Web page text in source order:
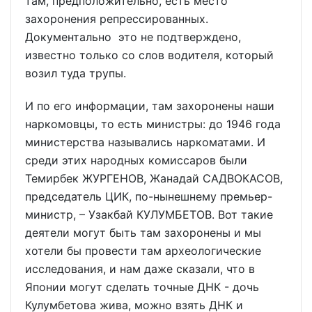
захоронения репрессированных.
Документально это не подтверждено,
известно только со слов водителя, который
возил туда трупы.
И по его информации, там захоронены наши
наркомовцы, то есть министры: до 1946 года
министерства назывались наркоматами. И
среди этих народных комиссаров были
Темирбек ЖУРГЕНОВ, Жанадай САДВОКАСОВ,
председатель ЦИК, по-нынешнему премьер-
министр, – Узакбай КУЛУМБЕТОВ. Вот такие
деятели могут быть там захоронены и мы
хотели бы провести там археологические
исследования, и нам даже сказали, что в
Японии могут сделать точные ДНК - дочь
Кулумбетова жива, можно взять ДНК и